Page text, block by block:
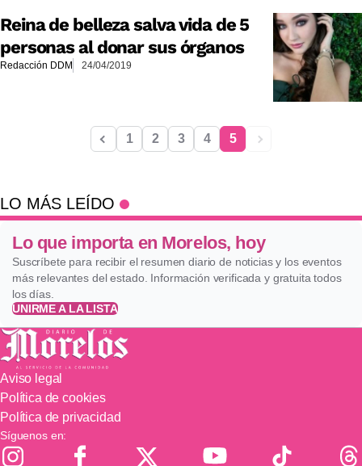
Reina de belleza salva vida de 5
personas al donar sus órganos
Redacción DDM 24/04/2019
1 2 3 4 5
LO MÁS LEÍDO
Lo que importa en Morelos, hoy
Suscríbete para recibir el resumen diario de noticias y los eventos
más relevantes del estado. Información verificada y gratuita todos
los días.
UNIRME A LA LISTA
Aviso legal
Política de cookies
Política de privacidad
Síguenos en: